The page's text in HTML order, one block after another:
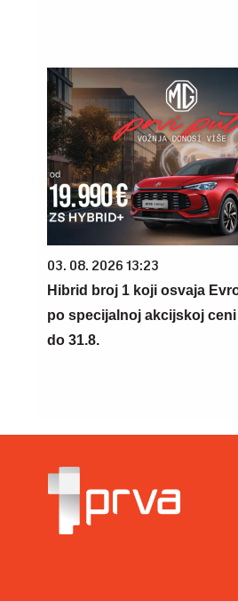
03. 08. 2026 13:23
Hibrid broj 1 koji osvaja
po specijalnoj akcijskoj ceni
do 31.8.